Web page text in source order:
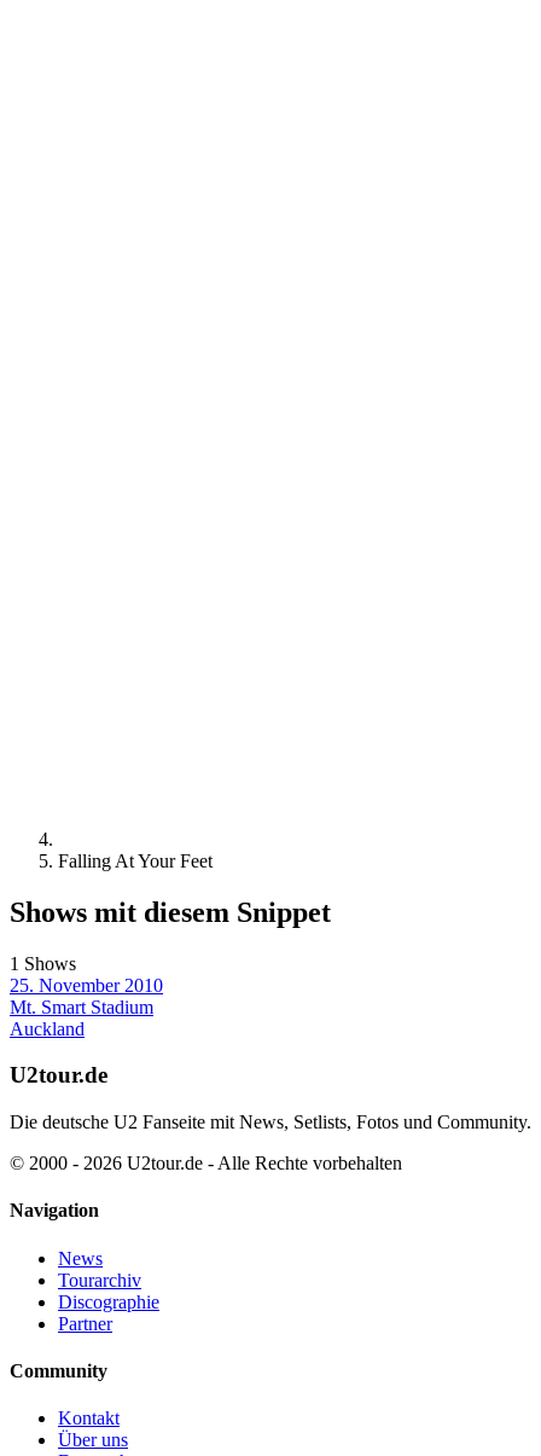
Falling At Your Feet
Shows mit diesem Snippet
1 Shows
25. November 2010
Mt. Smart Stadium
Auckland
U2tour.de
Die deutsche U2 Fanseite mit News, Setlists, Fotos und Community.
© 2000 - 2026 U2tour.de - Alle Rechte vorbehalten
Navigation
News
Tourarchiv
Discographie
Partner
Community
Kontakt
Über uns